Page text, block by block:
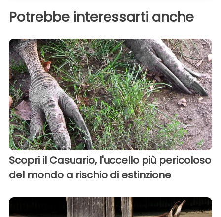
Potrebbe interessarti anche
Scopri il Casuario, l'uccello più pericoloso
del mondo a rischio di estinzione